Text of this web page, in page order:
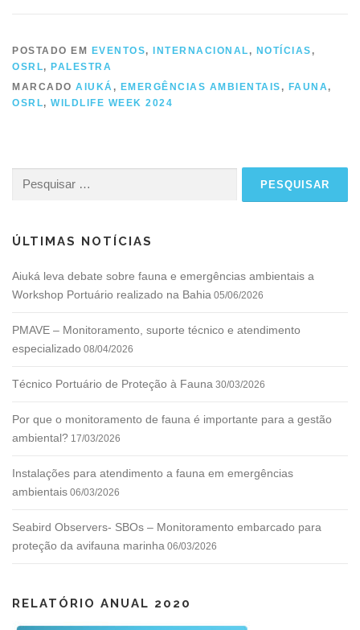
POSTADO EM EVENTOS, INTERNACIONAL , NOTÍCIAS ,
OSRL, PALESTRA
MARCADO AIUKÁ , EMERGÊNCIAS AMBIENTAIS , FAUNA ,
OSRL, WILDLIFE WEEK 2024
por:
ÚLTIMAS NOTÍCIAS
Aiuká leva debate sobre fauna e emergências ambientais a
Workshop Portuário realizado na Bahia 05/06/2026
PMAVE – Monitoramento, suporte técnico e atendimento
especializado 08/04/2026
Técnico Portuário de Proteção à Fauna 30/03/2026
Por que o monitoramento de fauna é importante para a gestão
ambiental? 17/03/2026
Instalações para atendimento a fauna em emergências
ambientais 06/03/2026
Seabird Observers- SBOs – Monitoramento embarcado para
proteção da avifauna marinha 06/03/2026
RELATÓRIO ANUAL 2020